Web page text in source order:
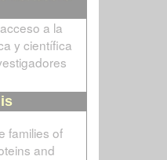
a la
y científica
families of
and